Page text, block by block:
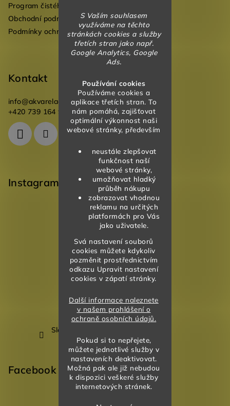
S Vaším souhlasem
využíváme na těchto
stránkách cookies a služby
třetích stran jako např.
Google Analytics, Google
Ads.
Používání cookies
Používáme cookies a
aplikace třetích stran. To
nám pomáhá, zajišťovat
optimální výkonnost naši
webové stránky, především
neustále zlepšovat
funkčnost naší
webové stránky,
umožňovat hladký
průběh nákupu
zobrazovat vhodnou
reklamu na určitých
platformách pro Vás
jako uživatele.
Svá nastavení souborů
cookies můžete kdykoliv
pozměnit prostřednictvím
odkazu Upravit nastavení
cookies v zápatí stránky.
Další informace naleznete
v našem prohlášení o
ochraně osobních údajů.
Pokud si to nepřejete,
můžete jednotlivé služby v
nastaveních deaktivovat.
Možná pak ale již nebudou
k dispozici veškeré služby
internetových stránek.
Program čistého vzduchu pro mateřské školy
Obchodní podmínky
Podmínky ochrany osobních údajů
Kontakt
info@akvareladesign.cz
+420 739 164 946
Instagram
Sledovat na Instagramu
Facebook